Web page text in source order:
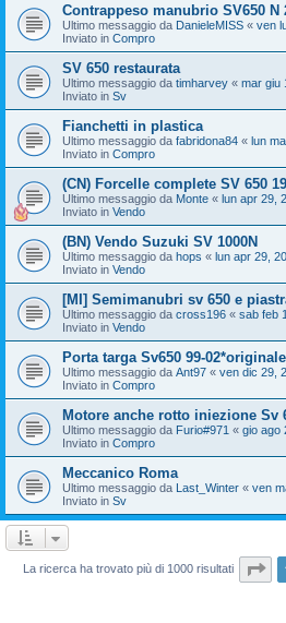
Contrappeso manubrio SV650 N
Ultimo messaggio da DanieleMISS « ven
Inviato in Compro
SV 650 restaurata
Ultimo messaggio da timharvey « mar giu
Inviato in Sv
Fianchetti in plastica
Ultimo messaggio da fabridona84 « lun
Inviato in Compro
(CN) Forcelle complete SV 650
Ultimo messaggio da Monte « lun apr 29,
Inviato in Vendo
(BN) Vendo Suzuki SV 1000N
Ultimo messaggio da hops « lun apr 29,
Inviato in Vendo
[MI] Semimanubri sv 650 e
Ultimo messaggio da cross196 « sab feb
Inviato in Vendo
Porta targa Sv650 99-02*originale
Ultimo messaggio da Ant97 « ven dic 29,
Inviato in Compro
Motore anche rotto iniezione Sv
Ultimo messaggio da Furio#971 « gio ago
Inviato in Compro
Meccanico Roma
Ultimo messaggio da Last_Winter « ven
Inviato in Sv
La ricerca ha trovato più di 1000 risultati